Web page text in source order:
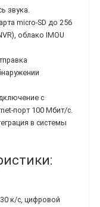
звука.
micro-SD до 256
облако IMOU
с
порт 100 Мбит/с.
в системы
к/с, цифровой